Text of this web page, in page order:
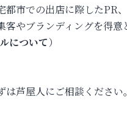
都市での出店に際したPR、
客やブランディングを得意
について）
は芦屋人にご相談ください